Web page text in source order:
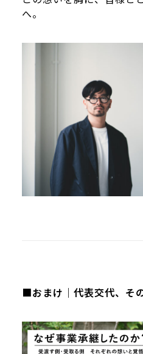
へ。
■おまけ｜代表交代、そ